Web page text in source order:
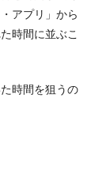
アプリ」から
時間に並ぶこ
時間を狙うの